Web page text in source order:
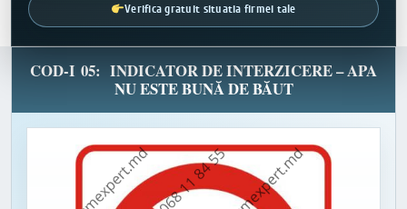
Verifica gratuit situatia firmei tale
COD-I 05: INDICATOR DE INTERZICERE – APA
NU ESTE BUNĂ DE BĂUT